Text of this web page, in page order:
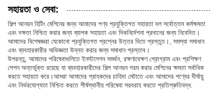
সহায়তা ও সেবা:
শিল্প আনয়ন হিটিং মেশিনের জন্য আমাদের পণ্য প্রযুক্তিগত সহায়তা দল সর্বোত্তম কর্মক্ষমতা
এবং দক্ষতা নিশ্চিত করার জন্য ব্যাপক সহায়তা এবং দিকনির্দেশনা প্রদানের জন্য নিবেদিত।
আমাদের বিশেষজ্ঞরা যেকোনো প্রযুক্তিগত প্রশ্নের উত্তর দিতে প্রস্তুত।, সমস্যা সমাধান
এবং ব্যবহারকারীর অভিজ্ঞতা উন্নত করার জন্য সমাধান প্রস্তাব।
উপরন্তু, আমাদের পরিষেবাগুলিতে ইনস্টলেশন সমর্থন, রক্ষণাবেক্ষণ প্রোগ্রাম এবং প্রশিক্ষণ
সেশন অন্তর্ভুক্ত রয়েছে যা ব্যবহারকারীদের শিল্প আনয়ন গরম করার মেশিনের ক্ষমতা সর্বাধিক
করতে সহায়তা করে।আমরা আমাদের গ্রাহকদের চাহিদা মেটাতে এবং আমাদের পণ্যের দীর্ঘায়ু
এবং নির্ভরযোগ্যতা নিশ্চিত করতে শীর্ষস্থানীয় পরিষেবা সরবরাহ করতে প্রতিশ্রুতিবদ্ধ.